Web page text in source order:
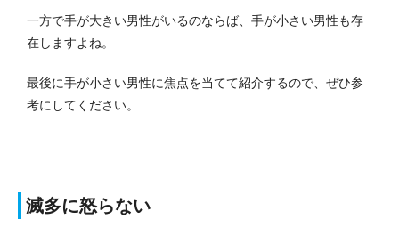
一方で手が大きい男性がいるのならば、手が小さい男性も存
在しますよね。
最後に手が小さい男性に焦点を当てて紹介するので、ぜひ参
考にしてください。
滅多に怒らない